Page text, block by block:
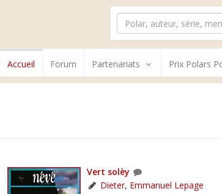
Accueil Forum Partenariats Prix Polars
Vert solèy
Dieter, Emmanuel Lepage